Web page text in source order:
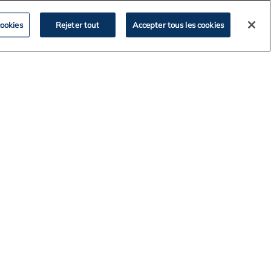
Rejeter tout Accepter tous les cookies